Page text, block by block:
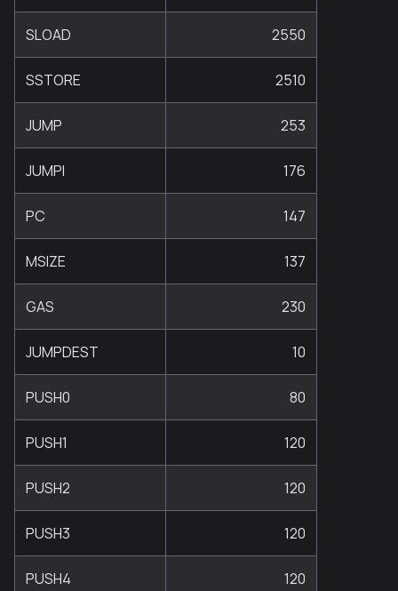
SLOAD 2550
SSTORE 2510
JUMP 253
JUMPI 176
PC 147
MSIZE 137
GAS 230
JUMPDEST 10
PUSH0 80
PUSH1 120
PUSH2 120
PUSH3 120
PUSH4 120